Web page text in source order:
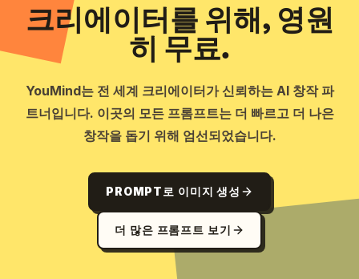
크리에이터를 위해, 영원
히 무료.
YouMind는 전 세계 크리에이터가 신뢰하는 AI 창작 파
트너입니다. 이곳의 모든 프롬프트는 더 빠르고 더 나은
창작을 돕기 위해 엄선되었습니다.
PROMPT로 이미지 생성
더 많은 프롬프트 보기